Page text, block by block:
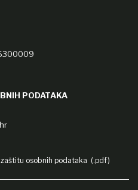
PODATAKA
osobnih podataka (.pdf)